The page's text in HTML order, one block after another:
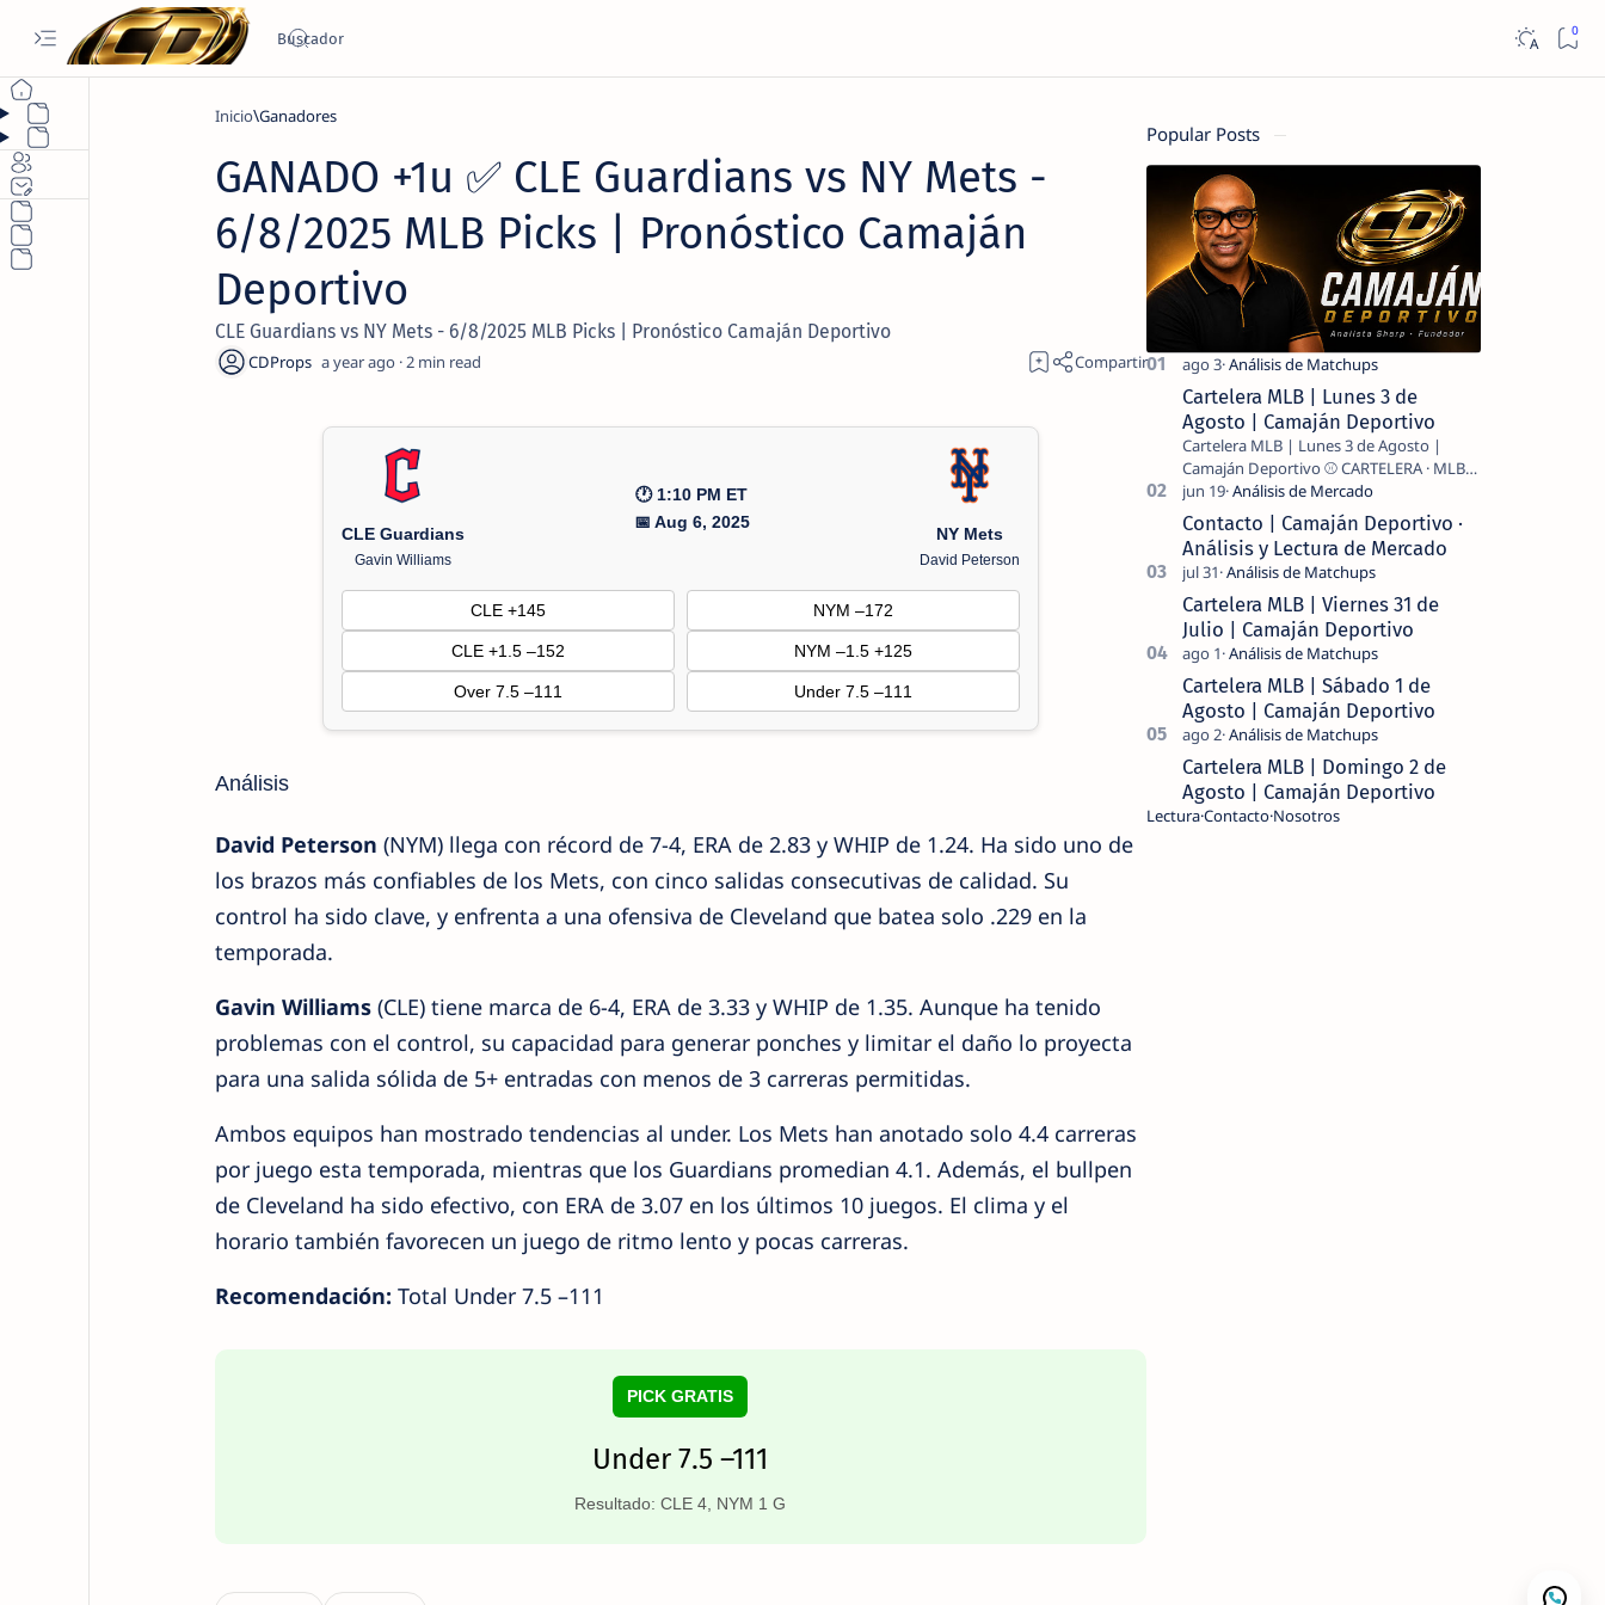
Inicio Ganadores
GANADO +1u ✅ CLE Guardians vs NY Mets -
6/8/2025 MLB Picks | Pronóstico Camaján
Deportivo
CLE Guardians vs NY Mets - 6/8/2025 MLB Picks | Pronóstico Camaján Deportivo
a year ago 2
CLE Guardians
Gavin Williams
🕐 1:10 PM ET
📅 Aug 6, 2025
NY Mets
David Peterson
CLE +145 NYM –172
CLE +1.5 –152 NYM –1.5 +125
Over 7.5 –111 Under 7.5 –111
Análisis
David Peterson (NYM) llega con récord de 7-4, ERA de 2.83 y WHIP de 1.24. Ha sido uno de
los brazos más confiables de los Mets, con cinco salidas consecutivas de calidad. Su
control ha sido clave, y enfrenta a una ofensiva de Cleveland que batea solo .229 en la
temporada.
Gavin Williams(CLE) tiene marca de 6-4, ERA de 3.33 y WHIP de 1.35. Aunque ha tenido
problemas con el control, su capacidad para generar ponches y limitar el daño lo proyecta
para una salida sólida de 5+ entradas con menos de 3 carreras permitidas.
Ambos equipos han mostrado tendencias al under. Los Mets han anotado solo 4.4 carreras
por juego esta temporada, mientras que los Guardians promedian 4.1. Además, el bullpen
de Cleveland ha sido efectivo, con ERA de 3.07 en los últimos 10 juegos. El clima y el
horario también favorecen un juego de ritmo lento y pocas carreras.
Recomendación: Total Under 7.5 –111
PICK GRATIS
Under 7.5 –111
Resultado: CLE 4, NYM 1 G
Popular Posts
Cartelera MLB | Lunes 3 de
Agosto | Camaján Deportivo
Cartelera MLB | Lunes 3 de Agosto |
Camaján Deportivo ⚾ CARTELERA · MLB
Contacto | Camaján Deportivo ·
Análisis y Lectura de Mercado
Cartelera MLB | Viernes 31 de
Julio | Camaján Deportivo
Cartelera MLB | Sábado 1 de
Agosto | Camaján Deportivo
Cartelera MLB | Domingo 2 de
Agosto | Camaján Deportivo
LecturaContactoNosotros